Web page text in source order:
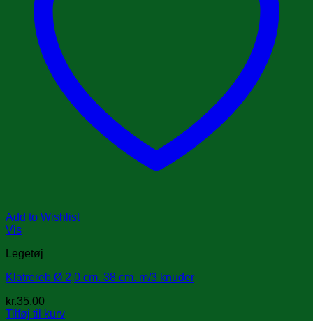
Add to Wishlist
Vis
Legetøj
Klatrereb Ø 2,0 cm. 38 cm. m/3 knuder
kr.35.00
Tilføj til kurv